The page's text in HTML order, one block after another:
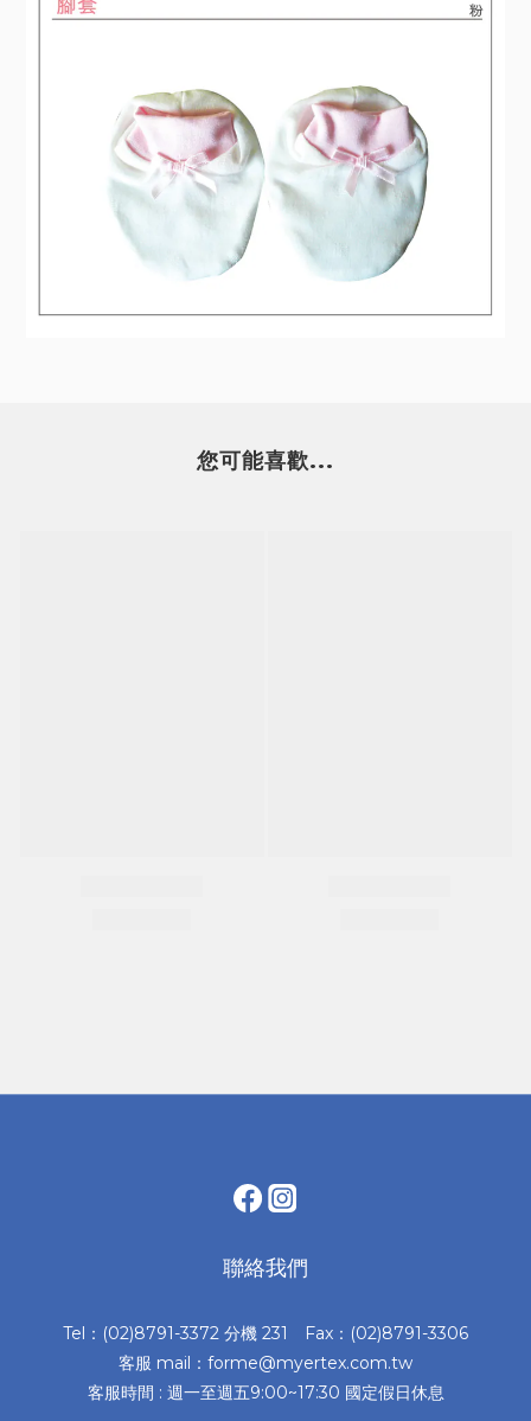
您可能喜歡...
聯絡我們
Tel：(02)8791-3372 分機 231 Fax：(02)8791-3306
客服 mail：forme@myertex.com.tw
客服時間 : 週一至週五9:00~17:30 國定假日休息